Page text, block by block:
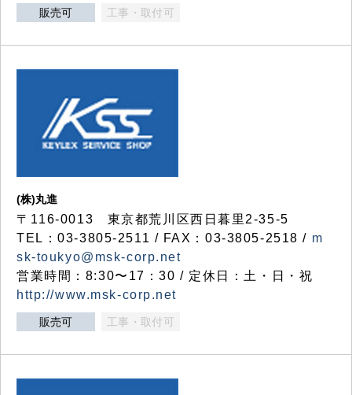
販売可 工事・取付可
(株)丸進
〒116-0013 東京都荒川区西日暮里2-35-5
TEL：03-3805-2511 / FAX：03-3805-2518 / m
sk-toukyo@msk-corp.net
営業時間：8:30〜17：30 / 定休日：土・日・祝
http://www.msk-corp.net
販売可 工事・取付可